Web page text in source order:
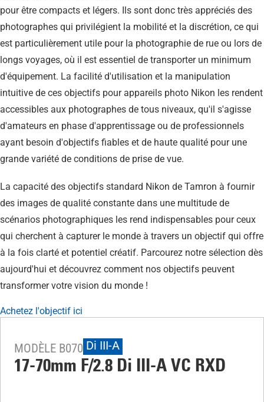
pour être compacts et légers. Ils sont donc très appréciés des
photographes qui privilégient la mobilité et la discrétion, ce qui
est particulièrement utile pour la photographie de rue ou lors de
longs voyages, où il est essentiel de transporter un minimum
d'équipement. La facilité d'utilisation et la manipulation
intuitive de ces objectifs pour appareils photo Nikon les rendent
accessibles aux photographes de tous niveaux, qu'il s'agisse
d'amateurs en phase d'apprentissage ou de professionnels
ayant besoin d'objectifs fiables et de haute qualité pour une
grande variété de conditions de prise de vue.
La capacité des objectifs standard Nikon de Tamron à fournir
des images de qualité constante dans une multitude de
scénarios photographiques les rend indispensables pour ceux
qui cherchent à capturer le monde à travers un objectif qui offre
à la fois clarté et potentiel créatif. Parcourez notre sélection dès
aujourd'hui et découvrez comment nos objectifs peuvent
transformer votre vision du monde !
Achetez l'objectif ici
MODÈLE B070 Di III-A
17-70mm F/2.8 Di III-AVC RXD